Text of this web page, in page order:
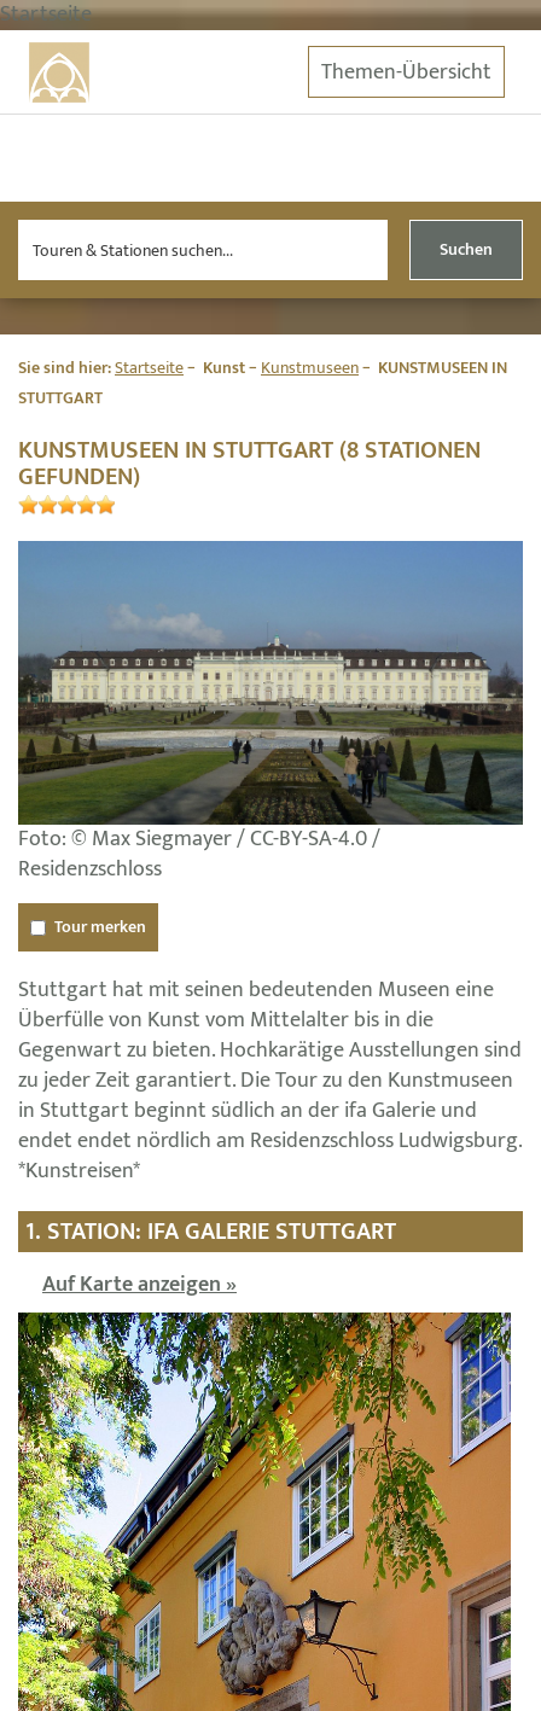
Startseite
Themen-Übersicht
Suchen
Sie sind hier:Startseite Kunst Kunstmuseen
KUNSTMUSEEN IN
STUTTGART
KUNSTMUSEEN IN STUTTGART (8 STATIONEN
GEFUNDEN)
Foto: © Max Siegmayer / CC-BY-SA-4.0 /
Residenzschloss
Tour merken
Stuttgart hat mit seinen bedeutenden Museen eine
Überfülle von Kunst vom Mittelalter bis in die
Gegenwart zu bieten. Hochkarätige Ausstellungen sind
zu jeder Zeit garantiert. Die Tour zu den Kunstmuseen
in Stuttgart beginnt südlich an der ifa Galerie und
endet endet nördlich am Residenzschloss Ludwigsburg.
*Kunstreisen*
1. STATION: IFA GALERIE STUTTGART
Auf Karte anzeigen »